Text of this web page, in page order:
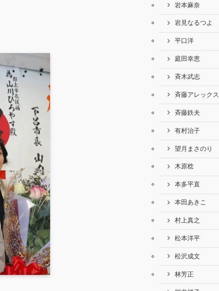
岩本麻奈
岩見なるつよ
平口洋
庭田幸恵
斉木武志
斉藤アレックス
斉藤鉄夫
有村治子
望月まさのり
木原稔
本多平直
本田あきこ
村上真之
松本洋平
松沢成文
林芳正